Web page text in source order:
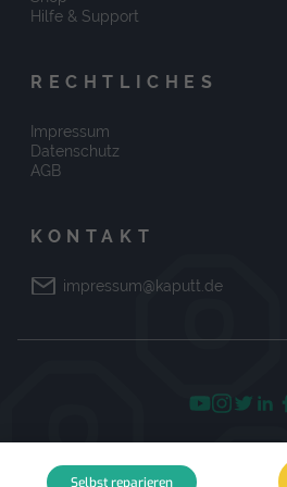
Selbst reparieren
Hilfe & Support
RECHTLICHES
Impressum
Datenschutz
AGB
KONTAKT
impressum@kaputt.de
© 2026